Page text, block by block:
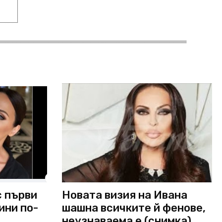
първи
по-
Новата визия на Ивана
шашна всичките й фенове,